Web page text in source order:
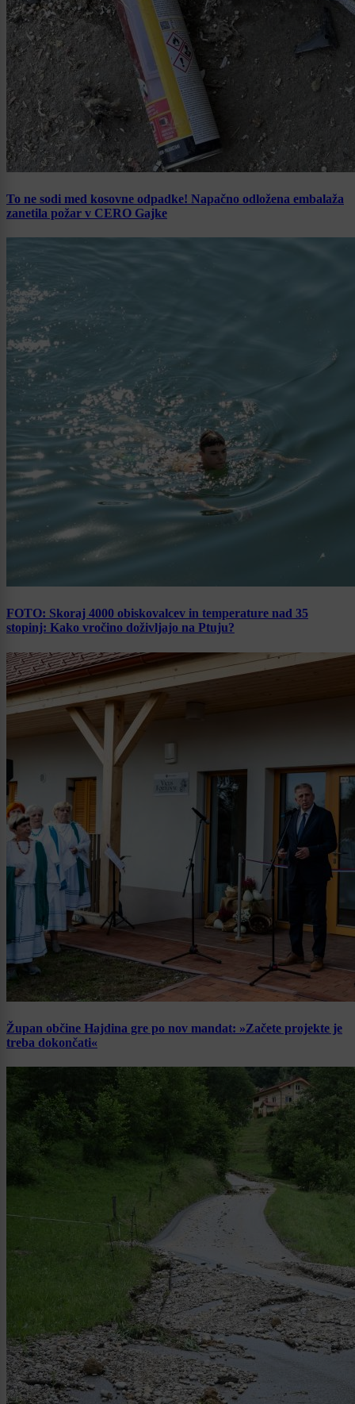
To ne sodi med kosovne odpadke! Napačno odložena embalaža
zanetila požar v CERO Gajke
FOTO: Skoraj 4000 obiskovalcev in temperature nad 35
stopinj: Kako vročino doživljajo na Ptuju?
Župan občine Hajdina gre po nov mandat: »Začete projekte je
treba dokončati«